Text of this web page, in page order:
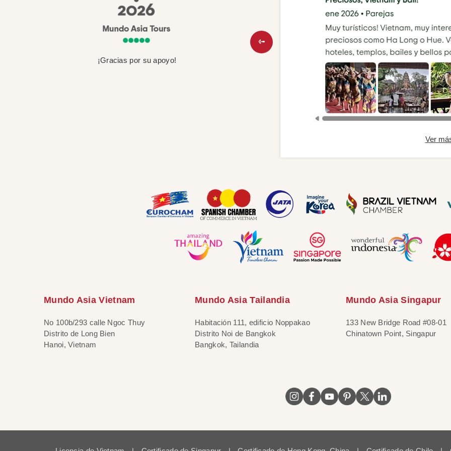
¡Gracias por su apoyo!
Ver
Mundo Asia Vietnam
No 100b/293 calle Ngoc Thuy
Distrito de Long Bien
Hanoi, Vietnam
Mundo Asia Tailandia
Habitación 111, edificio Noppakao
Distrito Noi de Bangkok
Bangkok, Tailandia
Mundo Asia Singapur
133 New Bridge Road #08-01
Chinatown Point, Singapur